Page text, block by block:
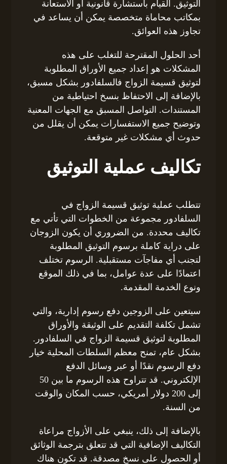
التوثيق. القيام باستشارة قانونية أو الاستعانة
بمكاتب محاماة متخصصة يمكن أن يساعد في
تجاوز هذه العوائق.
أحد الحلول المقترحة للتغلب على هذه
المشكلات هو إعداد جميع الأوراق المطلوبة
لتوثيق قسيمة الزواج فالسلفادور بشكل مسبق،
بالإضافة إلى الاحتفاظ بنسخ احتياطية من
المستندات. التواصل المسبق مع الجهات المعنية
وتوضيح جميع الاستفسارات يمكن أن يقلل من
حدوث أي مشكلات غير متوقعة.
تكاليف عملية التوثيق
تتطلب عملية توثيق قسيمة الزواج في
السلفادور مجموعة من الخطوات التي تأتي مع
تكاليف محددة. من الضروري أن يكون الزوجان
على دراية كاملة برسوم التوثيق المطلوبة
لتجنب أي مفاجآت مستقبلية. الرسوم تختلف
اعتمادًا على عدة عوامل، بما في ذلك الموقع
ونوع الخدمة المقدمة.
سيتعين على الزوجين دفع رسوم إدارية، والتي
تشمل تكلفة التقديم على الوثيقة والأوراق
المطلوبة لتوثيق قسيمة الزواج في السلفادور.
بشكل عام، تمنح معظم السلطات المحلية خيار
دفع الرسوم نقدًا أو عبر وسائل الدفع
الإلكتروني. قد تتراوح هذه الرسوم ما بين 50
إلى 200 دولار أمريكي، حسب المكان والوقت
من السنة.
بالإضافة إلى ذلك، ينبغي على الأزواج مراعاة
التكاليف الإضافية التي قد تتعلق بترجمة الوثائق
أو الحصول على نسخ مصدقة. قد تكون هناك